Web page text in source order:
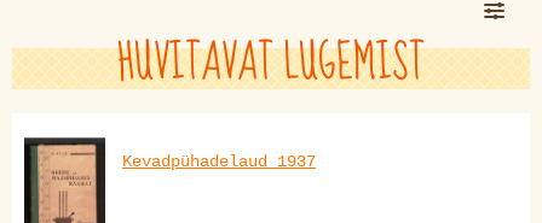
HUVITAVAT LUGEMIST
Kevadpühadelaud 1937